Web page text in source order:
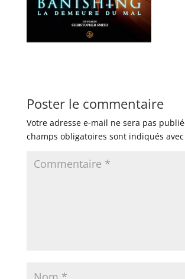
Poster le commentaire
Votre adresse e-mail ne sera pas
champs obligatoires sont indiqués avec